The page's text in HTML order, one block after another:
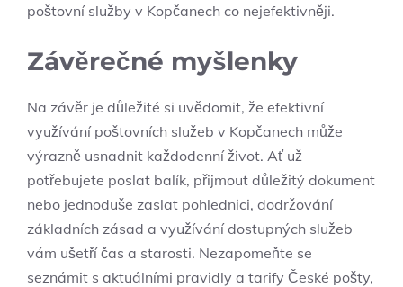
poštovní služby v Kopčanech co nejefektivněji.
Závěrečné myšlenky
Na závěr je důležité si uvědomit, že efektivní
využívání poštovních služeb v Kopčanech může
výrazně usnadnit každodenní život. Ať už
potřebujete poslat balík, přijmout důležitý dokument
nebo jednoduše zaslat pohlednici, dodržování
základních zásad a využívání dostupných služeb
vám ušetří čas a starosti. Nezapomeňte se
seznámit s aktuálními pravidly a tarify České pošty,